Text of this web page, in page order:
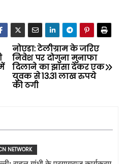
नोएडा: टेलीग्राम के जरिए
निवेश पर दोगुना मुनाफा
दिलाने का झांसा देकर एक
युवक से 13.31 लाख रुपये
की ठगी
NETWORK